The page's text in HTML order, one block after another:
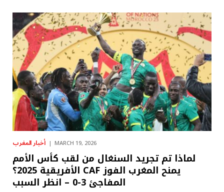
أخبار المغرب MARCH 19, 2026
لماذا تم تجريد السنغال من لقب كأس الأمم
الأفريقية 2025؟ CAF يمنح المغرب الفوز
المفاجئ 3-0 – انظر السبب